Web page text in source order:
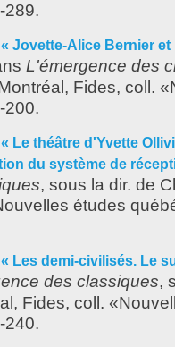
289.
« Jovette-Alice Bernier et
L'émergence des
Fides, coll.
200.
« Le théâtre d'Yvette
du système de
, sous la dir. de
études
« Les demi-civilisés. Le
des classiques,
Fides, coll.
240.